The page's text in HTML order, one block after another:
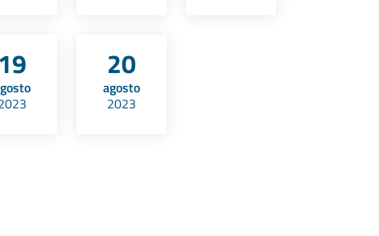
19 20
agosto
2023